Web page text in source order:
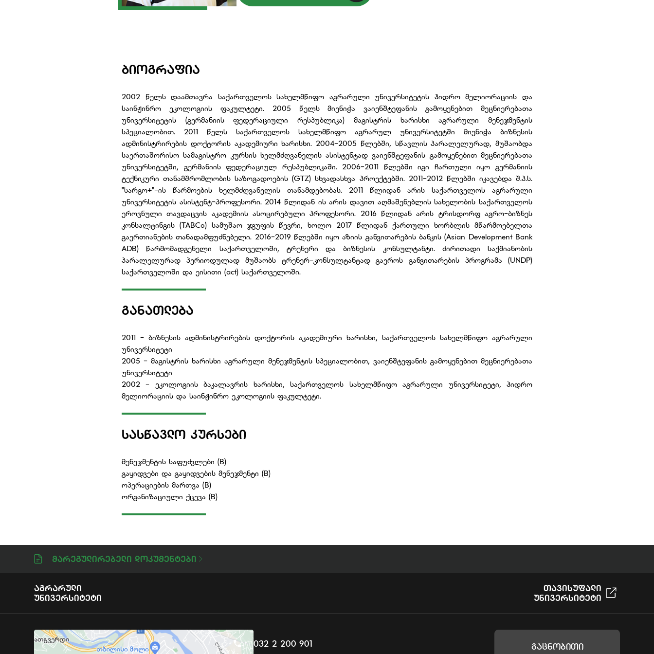
ᲑᲘᲝᲒᲠᲐᲤᲘᲐ
2002 წელს დაამთავრა საქართველოს სახელმწიფო აგრარული უნივერსიტეტის ჰიდრო მელიორაციის და
საინჟინრო ეკოლოგიის ფაკულტეტი. 2005 წელს მიენიჭა ვაიენშტეფანის გამოყენებით მეცნიერებათა
უნივერსიტეტის (გერმანიის ფედერაციული რესპუბლიკა) მაგისტრის ხარისხი აგრარული მენეჯმენტის
სპეციალობით. 2011 წელს საქართველოს სახელმწიფო აგრარულ უნივერსიტეტში მიენიჭა ბიზნესის
ადმინისტრირების დოქტორის აკადემიური ხარისხი. 2004-2005 წლებში, სწავლის პარალელურად, მუშაობდა
საერთაშორისო სამაგისტრო კურსის ხელმძღვანელის ასისტენტად ვაიენშტეფანის გამოყენებით მეცნიერებათა
უნივერსიტეტში, გერმანიის ფედერაციულ რესპუბლიკაში. 2006-2011 წლებში იგი ჩართული იყო გერმანიის
ტექნიკური თანამშრომლობის საზოგადოების (GTZ) სხვადასხვა პროექტებში. 2011-2012 წლებში იკავებდა შ.პ.ს.
"სარგო+"-ის წარმოების ხელმძღვანელის თანამდებობას. 2011 წლიდან არის საქართველოს აგრარული
უნივერსიტეტის ასისტენტ-პროფესორი. 2014 წლიდან ის არის დავით აღმაშენებლის სახელობის საქართველოს
ეროვნული თავდაცვის აკადემიის ასოცირებული პროფესორი. 2016 წლიდან არის ტრისდორფ აგრო-ბიზნეს
კონსალტინგის (TABCo) სამუშაო ჯგუფის წევრი, ხოლო 2017 წლიდან ქართული ხორბლის მწარმოებელთა
გაერთიანების თანადამფუძნებელი. 2016-2019 წლებში იყო აზიის განვითარების ბანკის (Asian Development Bank
ADB) წარმომადგენელი საქართველოში, ტრენერი და ბიზნესის კონსულტანტი. ძირითადი საქმიანობის
პარალელურად პერიოდულად მუშაობს ტრენერ-კონსულტანტად გაეროს განვითარების პროგრამა (UNDP)
საქართველოში და ეისითი (act) საქართველოში.
ᲒᲐᲜᲐᲗᲚᲔᲑᲐ
2011 - ბიზნესის ადმინისტრირების დოქტორის აკადემიური ხარისხი, საქართველოს სახელმწიფო აგრარული
უნივერსიტეტი
2005 - მაგისტრის ხარისხი აგრარული მენეჯმენტის სპეციალობით, ვაიენშტეფანის გამოყენებით მეცნიერებათა
უნივერსიტეტი
2002 - ეკოლოგიის ბაკალავრის ხარისხი, საქართველოს სახელმწიფო აგრარული უნივერსიტეტი, ჰიდრო
მელიორაციის და საინჟინრო ეკოლოგიის ფაკულტეტი.
ᲡᲐᲡᲬᲐᲕᲚᲝ ᲙᲣᲠᲡᲔᲑᲘ
მენეჯმენტის საფუძვლები (B)
გაყიდვები და გაყიდვების მენეჯმენტი (B)
ოპერაციების მართვა (B)
ორგანიზაციული ქცევა (B)
Მარეგულირებელი Დოკუმენტები
Აგრარული
Უნივერსიტეტი
Თავისუფალი
Უნივერსიტეტი
032 2 200 901 Გაცნობითი